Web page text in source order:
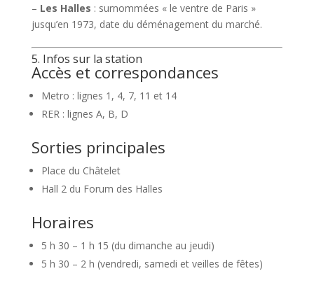
– Les Halles : surnommées « le ventre de Paris »
jusqu’en 1973, date du déménagement du marché.
5. Infos sur la station
Accès et correspondances
Metro : lignes 1, 4, 7, 11 et 14
RER : lignes A, B, D
Sorties principales
Place du Châtelet
Hall 2 du Forum des Halles
Horaires
5 h 30 – 1 h 15 (du dimanche au jeudi)
5 h 30 – 2 h (vendredi, samedi et veilles de fêtes)